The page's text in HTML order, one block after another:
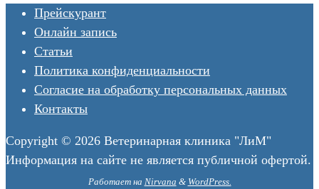
Прейскурант
Онлайн запись
Статьи
Политика конфиденциальности
Согласие на обработку персональных данных
Контакты
Copyright © 2026 Ветеринарная клиника "ЛиМ"
Информация на сайте не является публичной офертой.
Работает на Nirvana & WordPress.